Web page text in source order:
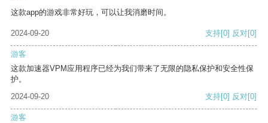
这款app的游戏非常好玩，可以让我消磨时间。
2024-09-20 支持[0] 反对[0]
游客
这款加速器VPM应用程序已经为我们带来了无限的隐私保护和安全性保
护。
2024-09-20
支持[0] 反对[0]
游客